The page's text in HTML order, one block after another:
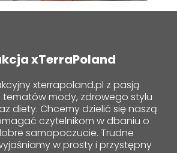
xTerraPoland
xterrapoland.pl z pasją
mody, zdrowego stylu
diety. Chcemy dzielić się naszą
czytelnikom w dbaniu o
samopoczucie. Trudne
w prosty i przystępny